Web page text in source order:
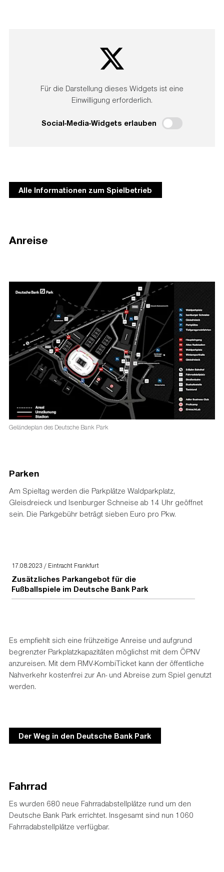
Für die Darstellung dieses Widgets ist eine
Einwilligung erforderlich.
Social-Media-Widgets erlauben
Alle Informationen zum Spielbetrieb
Anreise
Geländeplan des Deutsche Bank Park
Parken
Am Spieltag werden die Parkplätze Waldparkplatz,
Gleisdreieck und Isenburger Schneise ab 14 Uhr geöffnet
sein. Die Parkgebühr beträgt sieben Euro pro Pkw.
17.08.2023 / Eintracht Frankfurt
Zusätzliches Parkangebot für die
Fußballspiele im Deutsche Bank Park
Es empfiehlt sich eine frühzeitige Anreise und aufgrund
begrenzter Parkplatzkapazitäten möglichst mit dem ÖPNV
anzureisen. Mit dem RMV-KombiTicket kann der öffentliche
Nahverkehr kostenfrei zur An- und Abreise zum Spiel genutzt
werden.
Der Weg in den Deutsche Bank Park
Fahrrad
Es wurden 680 neue Fahrradabstellplätze rund um den
Deutsche Bank Park errichtet. Insgesamt sind nun 1060
Fahrradabstellplätze verfügbar.